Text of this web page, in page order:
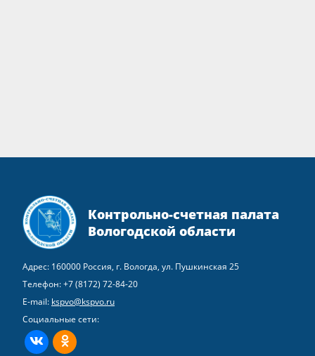
Контрольно-счетная палата
Вологодской области
Адрес: 160000 Россия, г. Вологда, ул. Пушкинская 25
Телефон:+7 (8172) 72-84-20
E-mail: kspvo@kspvo.ru
Социальные сети:
ВКонтактеОдноклассники